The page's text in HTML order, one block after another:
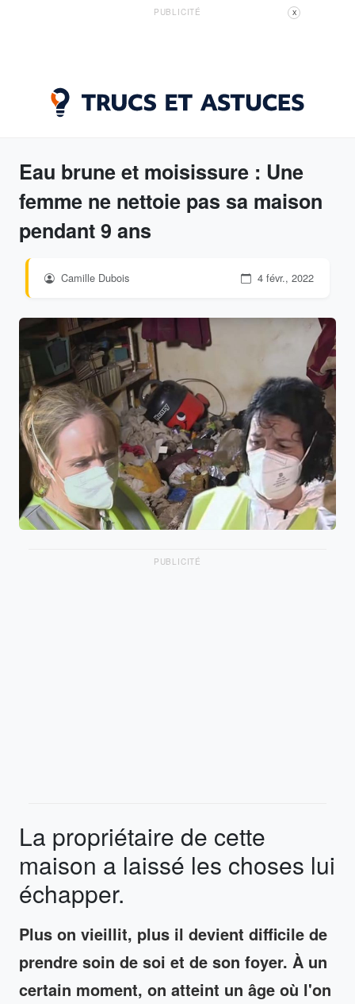
PUBLICITÉ X
Eau brune et moisissure : Une
femme ne nettoie pas sa maison
pendant 9 ans
Camille Dubois 4 févr., 2022
PUBLICITÉ
La propriétaire de cette
maison a laissé les choses lui
échapper.
Plus on vieillit, plus il devient difficile de
prendre soin de soi et de son foyer. À un
certain moment, on atteint un âge où l'on